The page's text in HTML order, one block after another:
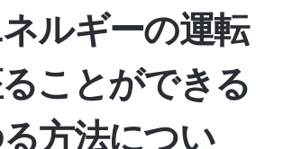
ルギーの運転
ことができる
方法につい